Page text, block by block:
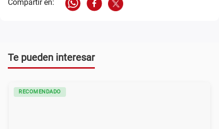
Te pueden interesar
RECOMENDADO